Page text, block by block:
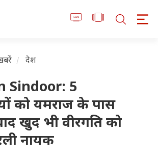
देश
Sindoor: 5
को यमराज के पास
खुद भी वीरगति को
नायक